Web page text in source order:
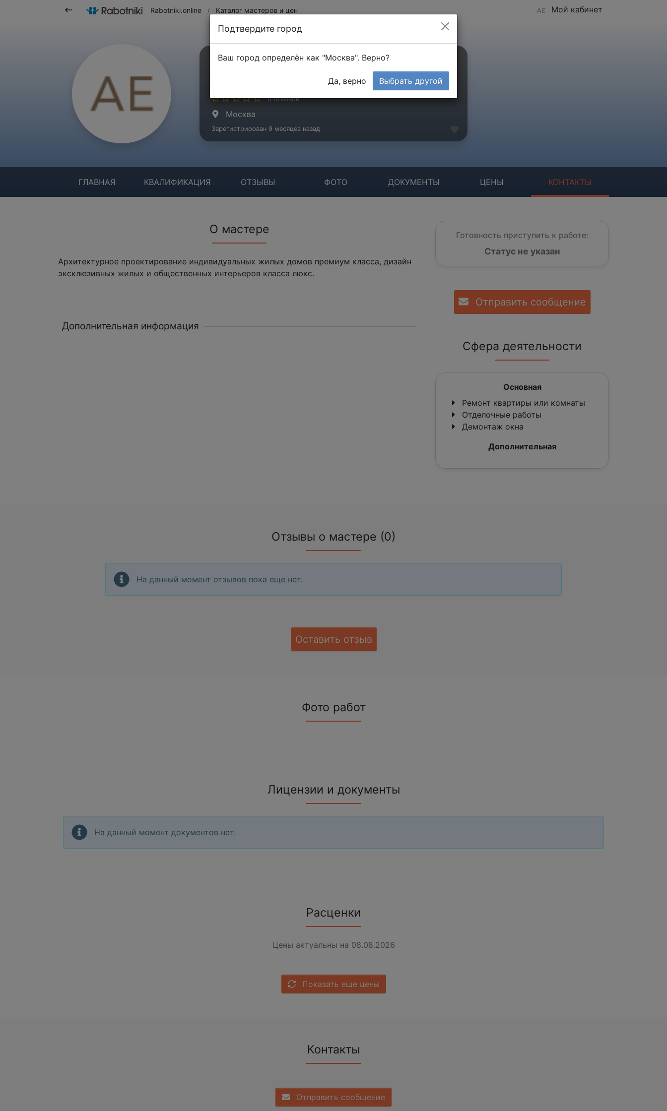
Rabotniki.online / Каталог мастеров и цен Мой кабинет
Елена
0 отзывов
Москва
Зарегистрирован 9 месяцев назад
ГЛАВНАЯ КВАЛИФИКАЦИЯ ОТЗЫВЫ ФОТО ДОКУМЕНТЫ ЦЕНЫ КОНТАКТЫ
О мастере
Архитектурное проектирование индивидуальных жилых домов премиум класса, дизайн
эксклюзивных жилых и общественных интерьеров класса люкс.
Дополнительная информация
Готовность приступить к работе:
Статус не указан
Отправить сообщение
Сфера деятельности
Основная
Ремонт квартиры или комнаты
Отделочные работы
Демонтаж окна
Дополнительная
Отзывы о мастере (0)
На данный момент отзывов пока еще нет.
Оставить отзыв
Фото работ
Лицензии и документы
На данный момент документов нет.
Расценки
Цены актуальны на 08.08.2026
Показать еще цены
Контакты
Отправить сообщение
Подтвердите город
Ваш город определён как "Москва". Верно?
Да, верно Выбрать другой